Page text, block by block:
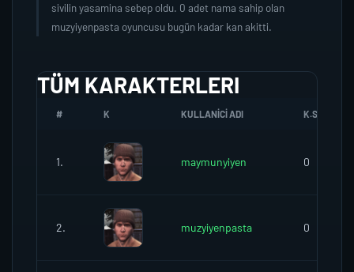
sivilin yasamina sebep oldu. 0 adet nama sahip olan
muzyiyenpasta oyuncusu bugün kadar kan akitti.
TÜM KARAKTERLERI
# K KULLANICI ADI K.SEREFI
1. maymunyiyen 0
2. muzyiyenpasta 0